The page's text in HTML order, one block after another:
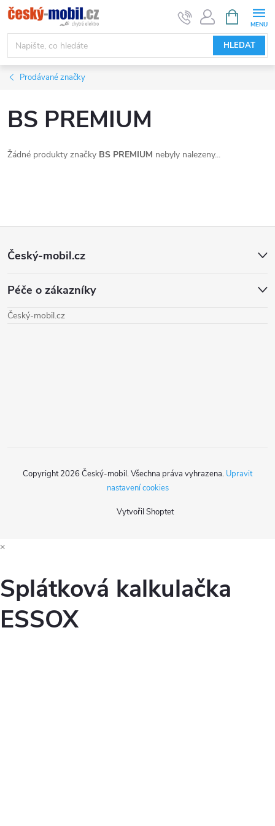
Přejít
na
obsah
HLEDAT
NÁKUPNÍ
KOŠÍK
Prodávané značky
BS PREMIUM
Žádné produkty značky BS PREMIUM nebyly nalezeny...
Z
p
Český-mobil.cz
Péče o zákazníky
Český-mobil.cz
Vytvořil Shoptet
Copyright 2026 Český-mobil. Všechna práva vyhrazena. Upravit
nastavení cookies
×
Splátková kalkulačka
ESSOX